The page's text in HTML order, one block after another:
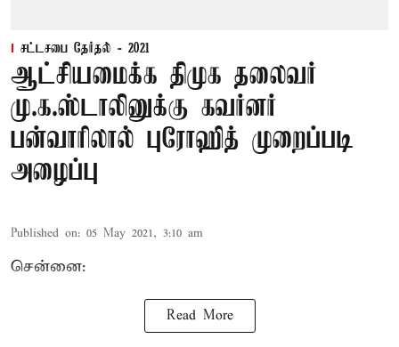
சட்டசபை தேர்தல் - 2021
ஆட்சியமைக்க திமுக தலைவர்
மு.க.ஸ்டாலினுக்கு கவர்னர்
பன்வாரிலால் புரோஹித் முறைப்படி
அழைப்பு
Published on: 05 May 2021, 3:10 am
சென்னை:
Read More